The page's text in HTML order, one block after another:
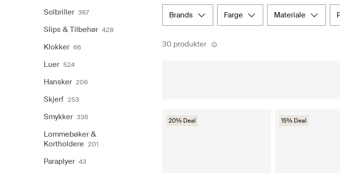
Solbriller 367
Slips & Tilbehør 428
Klokker 66
Luer 524
Hansker 206
Skjerf 253
Smykker 336
Lommebøker &
Kortholdere 201
Paraplyer 43
brands farge materiale
30 produkter
20% Deal 15% Deal